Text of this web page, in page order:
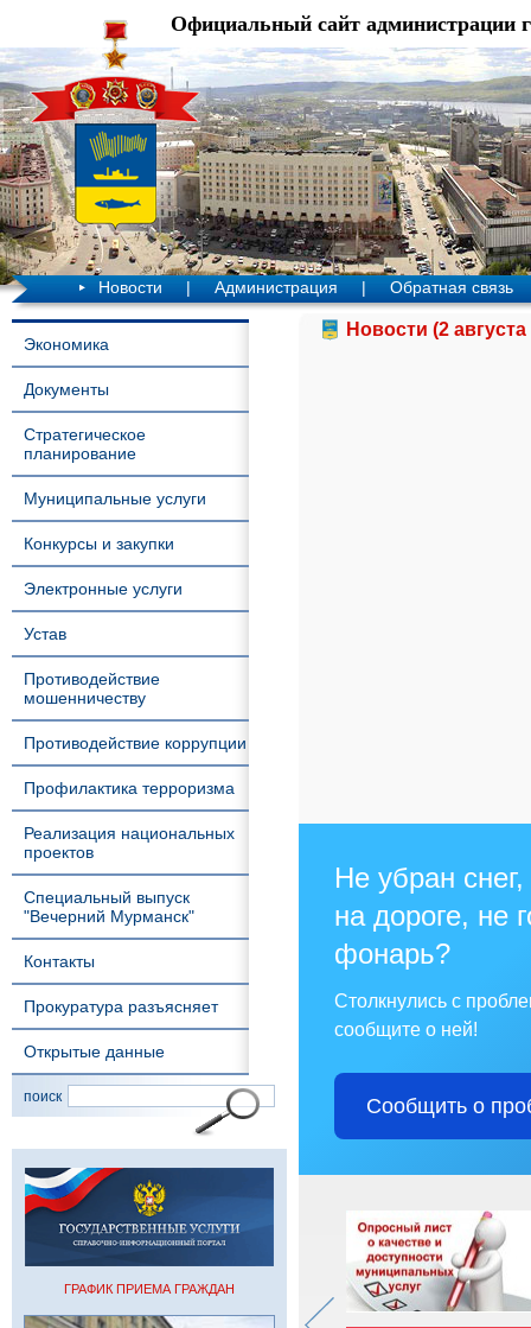
Официальный сайт администрации
Новости | Администрация | Обратная связь
Экономика
Документы
Стратегическое
планирование
Муниципальные услуги
Конкурсы и закупки
Электронные услуги
Устав
Противодействие
мошенничеству
Противодействие коррупции
Профилактика терроризма
Реализация национальных
проектов
Специальный выпуск
"Вечерний Мурманск"
Контакты
Прокуратура разъясняет
Открытые данные
поиск
ГРАФИК ПРИЕМА ГРАЖДАН
Новости (2 августа
Не убран
на дороге, не
фонарь?
Столкнулись с
сообщите о ней!
Сообщить о